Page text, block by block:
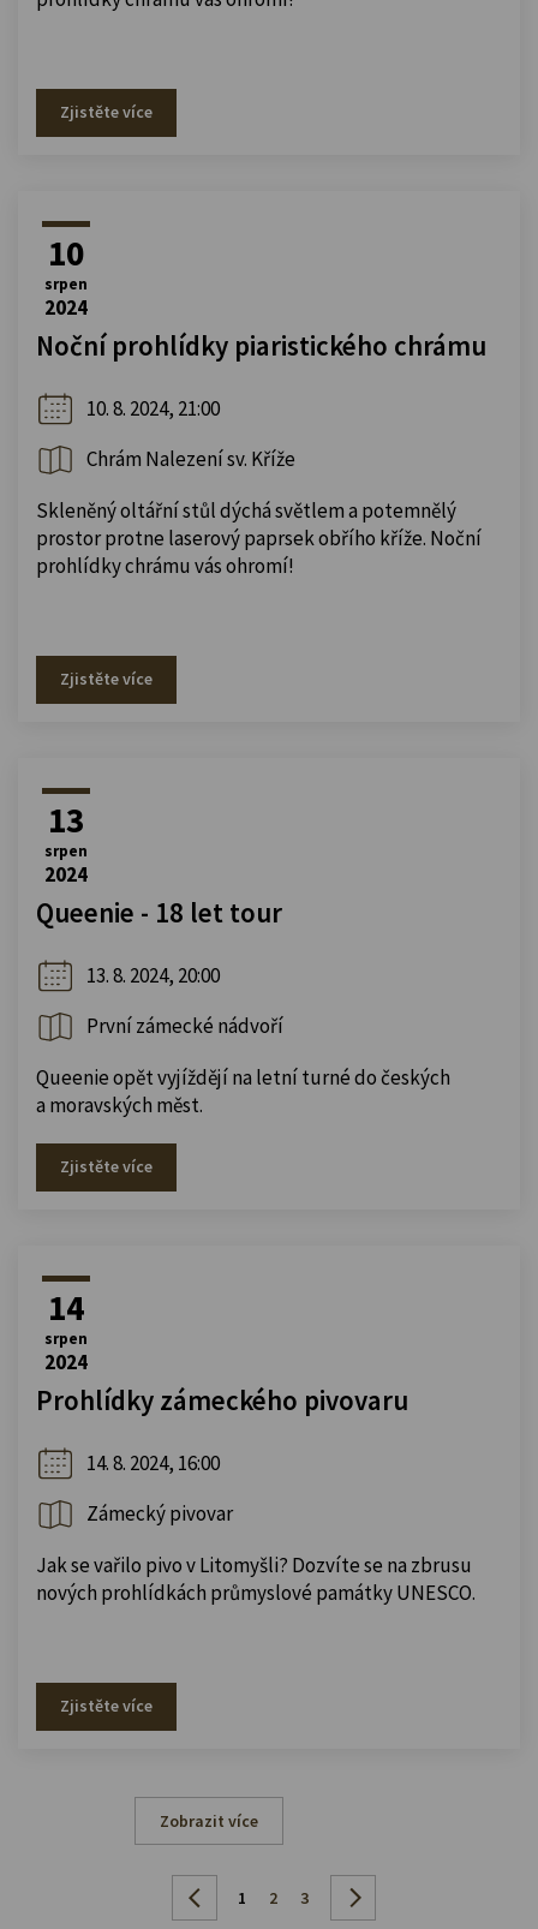
Zjistěte více
10
srpen
2024
Noční prohlídky piaristického chrámu
10. 8. 2024, 21:00
Chrám Nalezení sv. Kříže
Skleněný oltářní stůl dýchá světlem a potemnělý
prostor protne laserový paprsek obřího kříže. Noční
prohlídky chrámu vás ohromí!
Zjistěte více
13
srpen
2024
Queenie - 18 let tour
13. 8. 2024, 20:00
První zámecké nádvoří
Queenie opět vyjíždějí na letní turné do českých
a moravských měst.
Zjistěte více
14
srpen
2024
Prohlídky zámeckého pivovaru
14. 8. 2024, 16:00
Zámecký pivovar
Jak se vařilo pivo v Litomyšli? Dozvíte se na zbrusu
nových prohlídkách průmyslové památky UNESCO.
Zjistěte více
Zobrazit více
1 2 3